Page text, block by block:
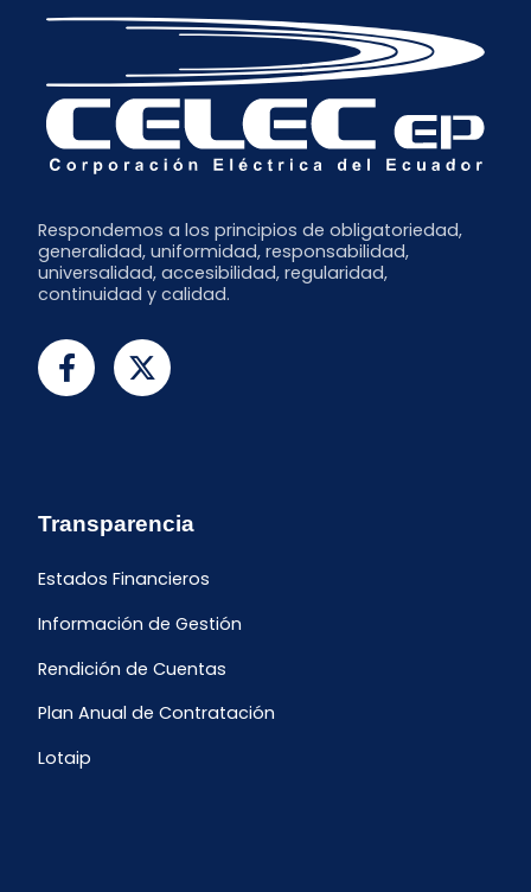
Respondemos a los principios de obligatoriedad,
generalidad, uniformidad, responsabilidad,
universalidad, accesibilidad, regularidad,
continuidad y calidad.
Transparencia
Estados Financieros
Información de Gestión
Rendición de Cuentas
Plan Anual de Contratación
Lotaip